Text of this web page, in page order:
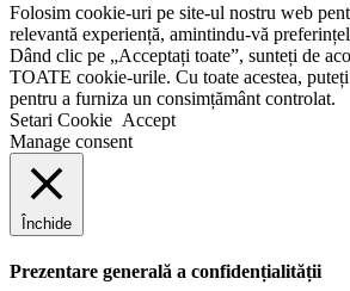
Folosim cookie-uri pe site-ul nostru web
relevantă experiență, amintindu-vă
Dând clic pe „Acceptați toate”, sunteți de
TOATE cookie-urile. Cu toate acestea,
pentru a furniza un consimțământ controlat.
Setari Cookie Accept
Manage consent
Închide
Prezentare generală a confidențialității